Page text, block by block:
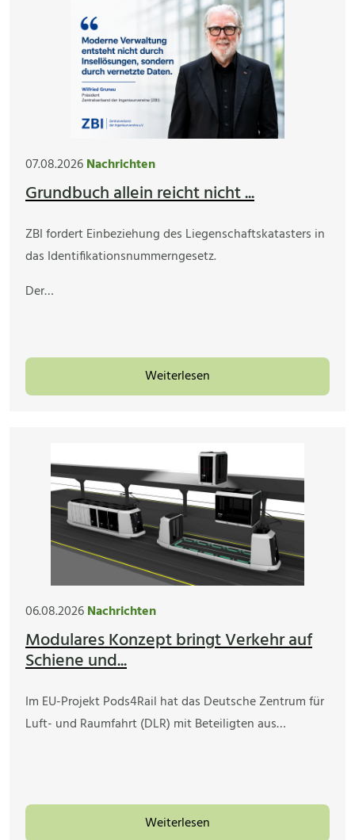
07.08.2026Nachrichten
Grundbuch allein reicht nicht ...
ZBI fordert Einbeziehung des Liegenschaftskatasters in
das Identifikationsnummerngesetz.
Der…
Weiterlesen
06.08.2026Nachrichten
Modulares Konzept bringt Verkehr auf
Schiene und...
Im EU-Projekt Pods4Rail hat das Deutsche Zentrum für
Luft- und Raumfahrt (DLR) mit Beteiligten aus…
Weiterlesen